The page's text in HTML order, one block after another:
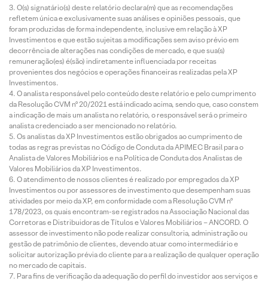
O(s) signatário(s) deste relatório declara(m) que as recomendações
refletem única e exclusivamente suas análises e opiniões pessoais, que
foram produzidas de forma independente, inclusive em relação à XP
Investimentos e que estão sujeitas a modificações sem aviso prévio em
decorrência de alterações nas condições de mercado, e que sua(s)
remuneração(es) é(são) indiretamente influenciada por receitas
provenientes dos negócios e operações financeiras realizadas pela XP
Investimentos.
O analista responsável pelo conteúdo deste relatório e pelo cumprimento
da Resolução CVM nº 20/2021 está indicado acima, sendo que, caso constem
a indicação de mais um analista no relatório, o responsável será o primeiro
analista credenciado a ser mencionado no relatório.
Os analistas da XP Investimentos estão obrigados ao cumprimento de
todas as regras previstas no Código de Conduta da APIMEC Brasil para o
Analista de Valores Mobiliários e na Política de Conduta dos Analistas de
Valores Mobiliários da XP Investimentos.
O atendimento de nossos clientes é realizado por empregados da XP
Investimentos ou por assessores de investimento que desempenham suas
atividades por meio da XP, em conformidade com a Resolução CVM nº
178/2023, os quais encontram-se registrados na Associação Nacional das
Corretoras e Distribuidoras de Títulos e Valores Mobiliários – ANCORD. O
assessor de investimento não pode realizar consultoria, administração ou
gestão de patrimônio de clientes, devendo atuar como intermediário e
solicitar autorização prévia do cliente para a realização de qualquer operação
no mercado de capitais.
Para fins de verificação da adequação do perfil do investidor aos serviços e